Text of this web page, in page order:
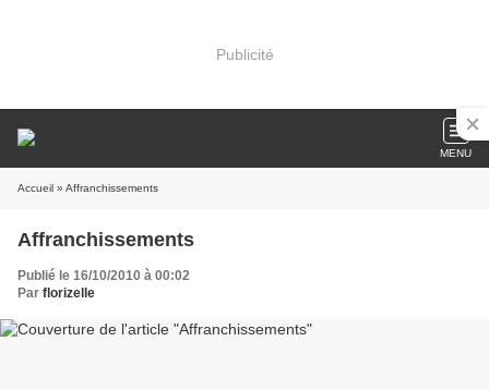
Publicité
MENU
Accueil » Affranchissements
Affranchissements
Publié le 16/10/2010 à 00:02
Par florizelle